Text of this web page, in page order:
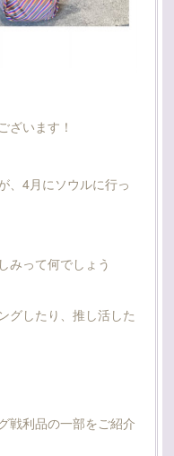
ざいます！
、4月にソウルに行っ
みって何でしょう
グしたり、推し活した
戦利品の一部をご紹介